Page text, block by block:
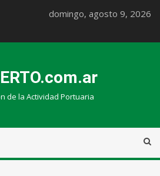
domingo, agosto 9, 2026
de la Actividad Portuaria